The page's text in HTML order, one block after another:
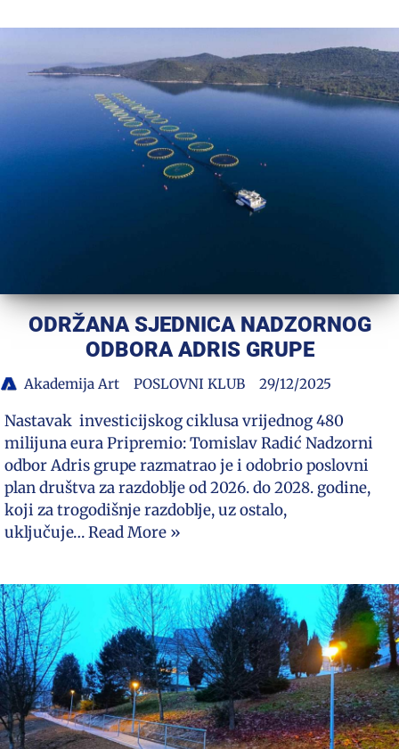
ODRŽANA SJEDNICA NADZORNOG
ODBORA ADRIS GRUPE
Akademija Art POSLOVNI KLUB 29/12/2025
Nastavak investicijskog ciklusa vrijednog 480
milijuna eura Pripremio: Tomislav Radić Nadzorni
odbor Adris grupe razmatrao je i odobrio poslovni
plan društva za razdoblje od 2026. do 2028. godine,
koji za trogodišnje razdoblje, uz ostalo,
uključuje…Read More »